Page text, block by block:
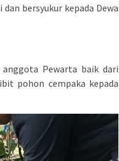
bersyukur kepada Dewa
anggota Pewarta baik dari
pohon cempaka kepada